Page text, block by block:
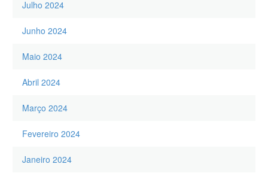
Julho 2024
Junho 2024
Maio 2024
Abril 2024
Março 2024
Fevereiro 2024
Janeiro 2024